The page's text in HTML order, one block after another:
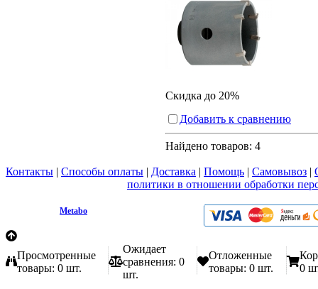
Скидка до 20%
Добавить к сравнению
Найдено товаров: 4
Контакты | Способы оплаты | Доставка | Помощь | Самовывоз |
политики в отношении обработки
Metabo
Просмотренные
товары: 0 шт.
Ожидает
сравнения: 0
шт.
Отложенные
товары: 0 шт.
0